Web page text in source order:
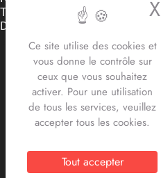
Ce site utilise des cookies et
vous donne le contrôle sur
ceux que vous souhaitez
activer. Pour une utilisation
de tous les services, veuillez
accepter tous les cookies.
Tout accepter
X
Thématiques
Dispositifs et aides
Accueil du lundi au vendredi
9h-12h30 / 13h30 -17h30
2 rue Edouard Delesalle
59800 Lille
03.20.12.87.30
contact@crij-hdf.fr